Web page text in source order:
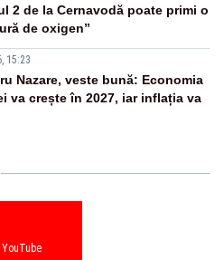
2 de la Cernavodă poate primi o
de oxigen”
15:23
Nazare, veste bună: Economia
va crește în 2027, iar inflația va
YouTube